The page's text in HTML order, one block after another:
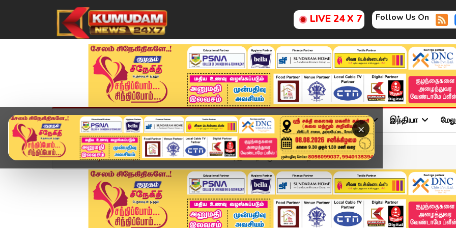
LIVE 24 X 7 Follow Us On
×
முகப்பு விளையாட்டு அண்மை தமிழ்நாடு சினிமா அரசியல் விளையாட்டு இந்தியா
Home வீடியோ ஸ்டோரி காலை 11 மணி Headlines | இன்றைய முக்கிய செய்திகள...